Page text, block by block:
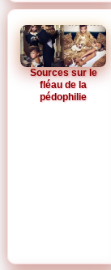
Sources sur le
fléau de la
pédophilie